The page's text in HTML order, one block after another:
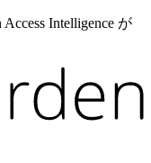
Intelligence が